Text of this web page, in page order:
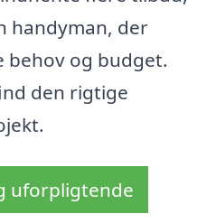
handyman, der
behov og budget.
den rigtige
uforpligtende